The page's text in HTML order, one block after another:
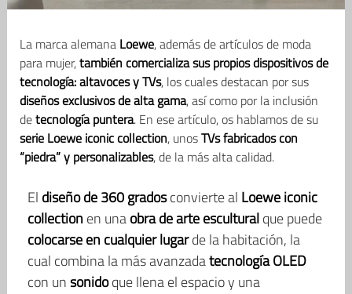
La marca alemana Loewe, además de artículos de moda
para mujer,también comercializa sus propios dispositivos de
tecnología: altavoces y TVs, los cuales destacan por sus
diseños exclusivos de alta gama, así como por la inclusión
detecnología puntera. En ese artículo, os hablamos de su
serie Loewe iconic collection, unosTVs fabricados con
“piedra” y personalizables, de la más alta calidad.
El diseño de 360 gradosconvierte al Loewe iconic
collectionen unaobra de arte esculturalque puede
colocarse en cualquier lugarde la habitación, la
cual combina la más avanzadatecnología OLED
con unsonidoque llena el espacio y una